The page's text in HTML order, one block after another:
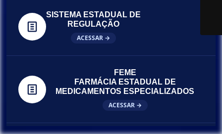
SISTEMA ESTADUAL DE
REGULAÇÃO
ACESSAR →
FEME
FARMÁCIA ESTADUAL DE
MEDICAMENTOS ESPECIALIZADOS
ACESSAR →